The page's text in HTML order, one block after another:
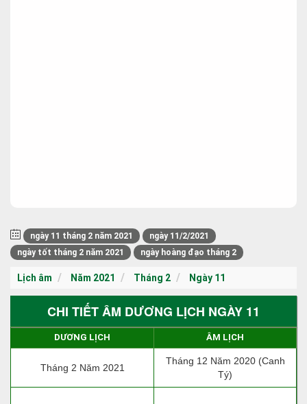
ngày 11 tháng 2 năm 2021
ngày 11/2/2021
ngày tốt tháng 2 năm 2021
ngày hoàng đạo tháng 2
Lịch âm Năm 2021 Tháng 2 Ngày 11
CHI TIẾT ÂM DƯƠNG LỊCH NGÀY 11
DƯƠNG LỊCH ÂM LỊCH
Tháng 2 Năm 2021
Tháng 12 Năm 2020 (Canh
Tý)